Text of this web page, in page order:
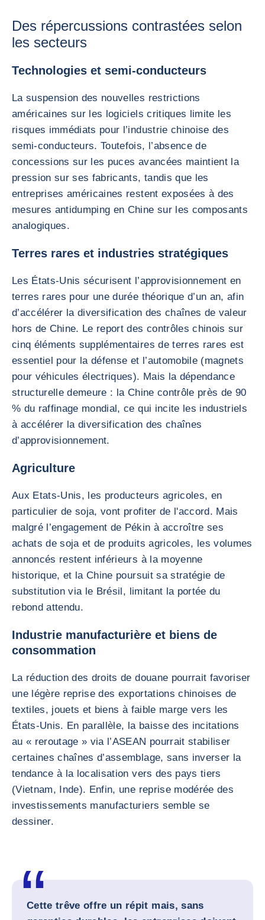
Des répercussions contrastées selon
les secteurs
Technologies et semi-conducteurs
La suspension des nouvelles restrictions
américaines sur les logiciels critiques limite les
risques immédiats pour l’industrie chinoise des
semi-conducteurs. Toutefois, l’absence de
concessions sur les puces avancées maintient la
pression sur ses fabricants, tandis que les
entreprises américaines restent exposées à des
mesures antidumping en Chine sur les composants
analogiques.
Terres rares et industries stratégiques
Les États-Unis sécurisent l’approvisionnement en
terres rares pour une durée théorique d’un an, afin
d’accélérer la diversification des chaînes de valeur
hors de Chine. Le report des contrôles chinois sur
cinq éléments supplémentaires de terres rares est
essentiel pour la défense et l’automobile (magnets
pour véhicules électriques). Mais la dépendance
structurelle demeure : la Chine contrôle près de 90
% du raffinage mondial, ce qui incite les industriels
à accélérer la diversification des chaînes
d’approvisionnement.
Agriculture
Aux Etats-Unis, les producteurs agricoles, en
particulier de soja, vont profiter de l'accord. Mais
malgré l’engagement de Pékin à accroître ses
achats de soja et de produits agricoles, les volumes
annoncés restent inférieurs à la moyenne
historique, et la Chine poursuit sa stratégie de
substitution via le Brésil, limitant la portée du
rebond attendu.
Industrie manufacturière et biens de
consommation
La réduction des droits de douane pourrait favoriser
une légère reprise des exportations chinoises de
textiles, jouets et biens à faible marge vers les
États-Unis. En parallèle, la baisse des incitations
au « reroutage » via l’ASEAN pourrait stabiliser
certaines chaînes d’assemblage, sans inverser la
tendance à la localisation vers des pays tiers
(Vietnam, Inde). Enfin, une reprise modérée des
investissements manufacturiers semble se
dessiner.
Cette trêve offre un répit mais, sans